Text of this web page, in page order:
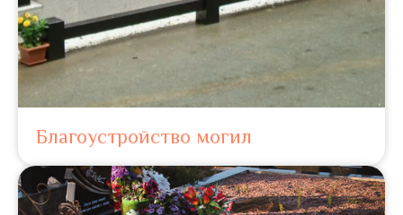
Благоустройство могил